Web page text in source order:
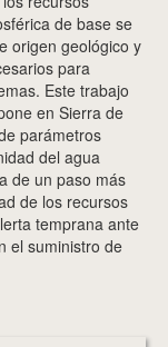
de base se
origen geológico y
para
Este trabajo
en Sierra de
parámetros
del agua
de un paso más
de los recursos
temprana ante
el suministro de